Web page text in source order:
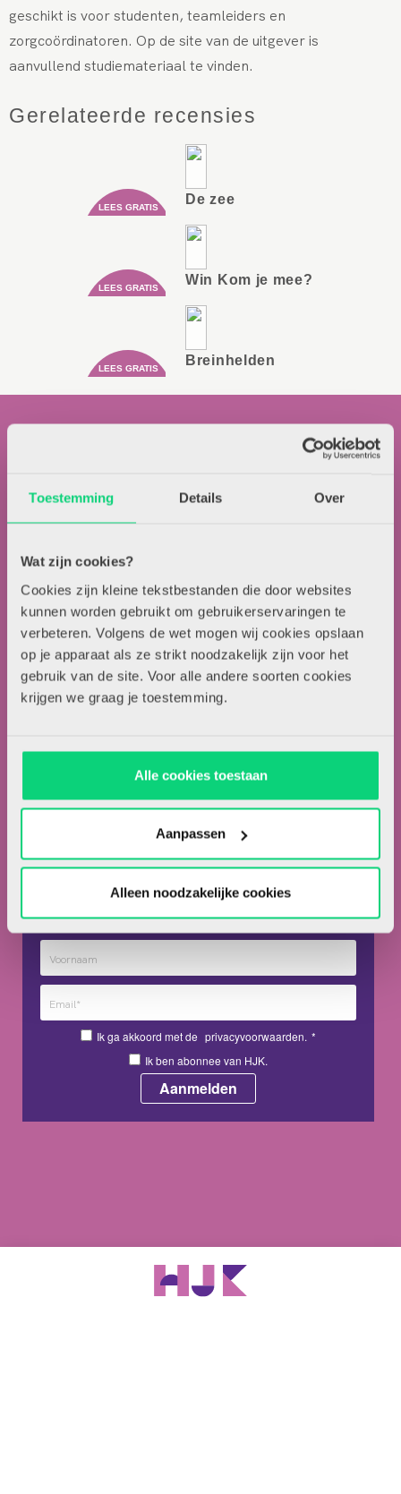
Toestemming Details Over
Wat zijn cookies?
Cookies zijn kleine tekstbestanden die door websites
kunnen worden gebruikt om gebruikerservaringen te
verbeteren. Volgens de wet mogen wij cookies opslaan
op je apparaat als ze strikt noodzakelijk zijn voor het
gebruik van de site. Voor alle andere soorten cookies
krijgen we graag je toestemming.
Alle cookies toestaan
Aanpassen
Alleen noodzakelijke cookies
geschikt is voor studenten, teamleiders en
zorgcoördinatoren. Op de site van de uitgever is
aanvullend studiemateriaal te vinden.
Gerelateerde recensies
De zee
Win Kom je mee?
Breinhelden
Nieuwsbrief
Meld je hieronder aan voor de nieuwsbrief van HJK
Ik ga akkoord met de privacyvoorwaarden. *
Ik ben abonnee van HJK.
Over HJK
Artikel insturen
Adverteren in HJK
Contact
Contactgegevens
Uitgeverij Zwijsen
T.a.v. redactie HJK
Locomotiefboulevard 101
5041 SE Tilburg
013-5838800
contact@hjk-online.nl